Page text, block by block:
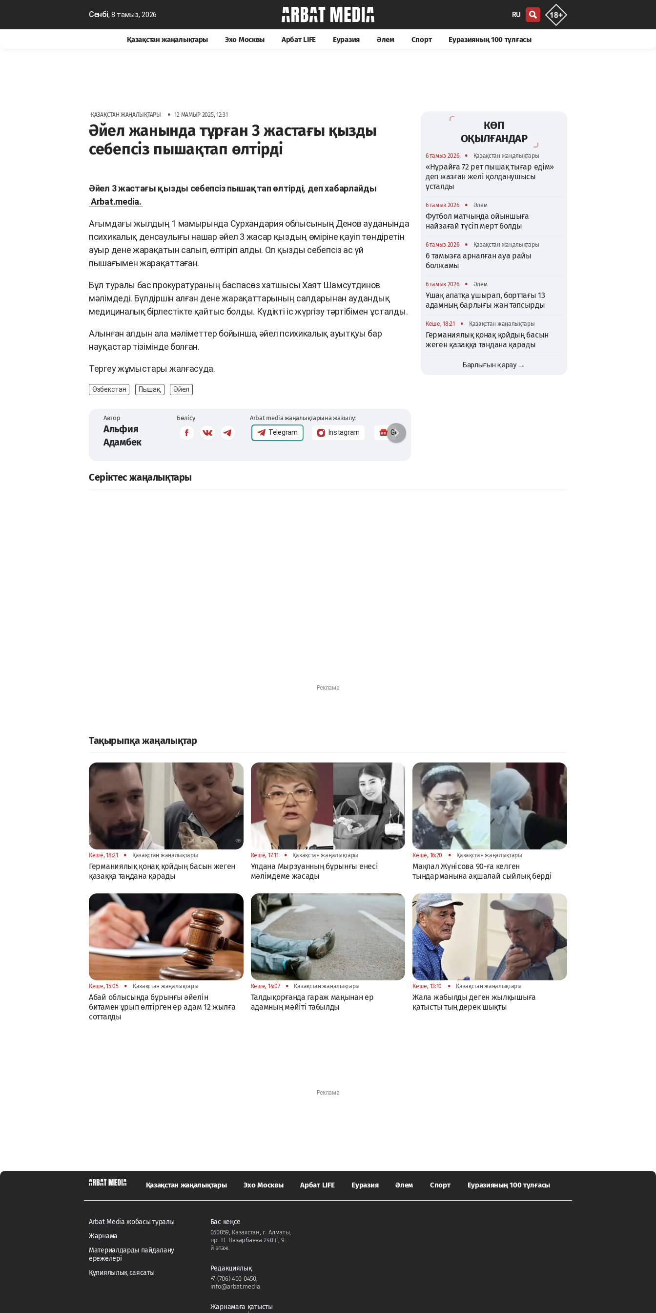
Сенбі, 8 тамыз, 2026 RU
Қазақстан жаңалықтары Эхо Москвы Арбат LIFE Еуразия Әлем Спорт Еуразияның 100 тұлғасы
ҚАЗАҚСТАН ЖАҢАЛЫҚТАРЫ • 12 МАМЫР 2025, 12:31
Әйел жанында тұрған 3 жастағы қызды
себепсіз пышақтап өлтірді
Әйел 3 жастағы қызды себепсіз пышақтап өлтірді, деп хабарлайды
Arbat.media.
Ағымдағы жылдың 1 мамырында Сурхандария облысының Денов ауданында
психикалық денсаулығы нашар әйел 3 жасар қыздың өміріне қауіп төндіретін
ауыр дене жарақатын салып, өлтіріп алды. Ол қызды себепсіз ас үй
пышағымен жарақаттаған.
Бұл туралы бас прокуратураның баспасөз хатшысы Хаят Шамсутдинов
мәлімдеді. Бүлдіршін алған дене жарақаттарының салдарынан аудандық
медициналық бірлестікте қайтыс болды. Күдікті іс жүргізу тәртібімен ұсталды.
Алынған алдын ала мәліметтер бойынша, әйел психикалық ауытқуы бар
науқастар тізімінде болған.
Тергеу жұмыстары жалғасуда.
Өзбекстан Пышақ Әйел
Автор
Альфия
Адамбек
Бөлісу Arbat media жаңалықтарына жазылу:
Telegram Instagram Google News
КӨП
ОҚЫЛҒАНДАР
6 тамыз 2026 • Қазақстан жаңалықтары
«Нұрайға 72 рет пышақ тығар едім»
деп жазған желі қолданушысы
ұсталды
6 тамыз 2026 • Әлем
Футбол матчында ойыншыға
найзағай түсіп мерт болды
6 тамыз 2026 • Қазақстан жаңалықтары
6 тамызға арналған ауа райы
болжамы
6 тамыз 2026 • Әлем
Ұшақ апатқа ұшырап, борттағы 13
адамның барлығы жан тапсырды
Кеше, 18:21 • Қазақстан жаңалықтары
Германиялық қонақ қойдың басын
жеген қазаққа таңдана қарады
Барлығын қарау →
Серіктес жаңалықтары
Тақырыпқа жаңалықтар
Кеше, 18:21 • Қазақстан жаңалықтары
Германиялық қонақ қойдың басын жеген
қазаққа таңдана қарады
Кеше, 17:11 • Қазақстан жаңалықтары
Ұлдана Мырзуанның бұрынғы енесі
мәлімдеме жасады
Кеше, 16:20 • Қазақстан жаңалықтары
Мақпал Жүнісова 90-ға келген
тыңдарманына ақшалай сыйлық берді
Кеше, 15:05 • Қазақстан жаңалықтары
Абай облысында бұрынғы әйелін
битамен ұрып өлтірген ер адам 12 жылға
сотталды
Кеше, 14:07 • Қазақстан жаңалықтары
Талдықорғанда гараж маңынан ер
адамның мәйіті табылды
Кеше, 13:10 • Қазақстан жаңалықтары
Жала жабылды деген жылқышыға
қатысты тың дерек шықты
Қазақстан жаңалықтары Эхо Москвы Арбат LIFE Еуразия Әлем Спорт Еуразияның 100 тұлғасы
Arbat Media жобасы туралы
Жарнама
Материалдарды пайдалану
ережелері
Құпиялылық саясаты
Бас кеңсе
050059, Казахстан, г. Алматы,
пр. Н. Назарбаева 240 Г, 9-
й этаж.
Редакциялық
+7 (706) 400 0450,
info@arbat.media
Жарнамаға қатысты